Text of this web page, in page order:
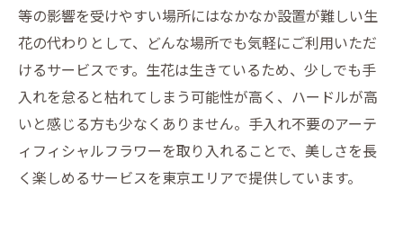
等の影響を受けやすい場所にはなかなか設置が難しい生
花の代わりとして、どんな場所でも気軽にご利用いただ
けるサービスです。生花は生きているため、少しでも手
入れを怠ると枯れてしまう可能性が高く、ハードルが高
いと感じる方も少なくありません。手入れ不要のアーテ
ィフィシャルフラワーを取り入れることで、美しさを長
く楽しめるサービスを東京エリアで提供しています。